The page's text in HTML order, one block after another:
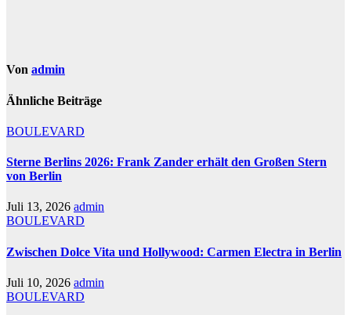
Von admin
Ähnliche Beiträge
BOULEVARD
Sterne Berlins 2026: Frank Zander erhält den Großen Stern
von Berlin
Juli 13, 2026 admin
BOULEVARD
Zwischen Dolce Vita und Hollywood: Carmen Electra in Berlin
Juli 10, 2026 admin
BOULEVARD